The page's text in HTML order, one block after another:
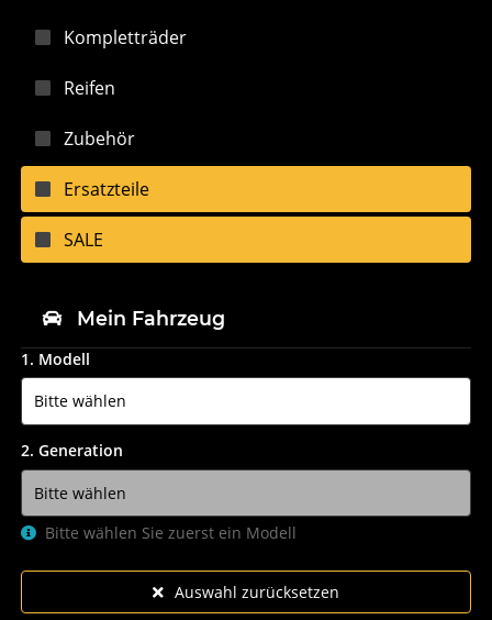
Kompletträder
Reifen
Zubehör
Ersatzteile
SALE
Mein Fahrzeug
1. Modell
2. Generation
Bitte wählen Sie zuerst ein Modell
Auswahl zurücksetzen